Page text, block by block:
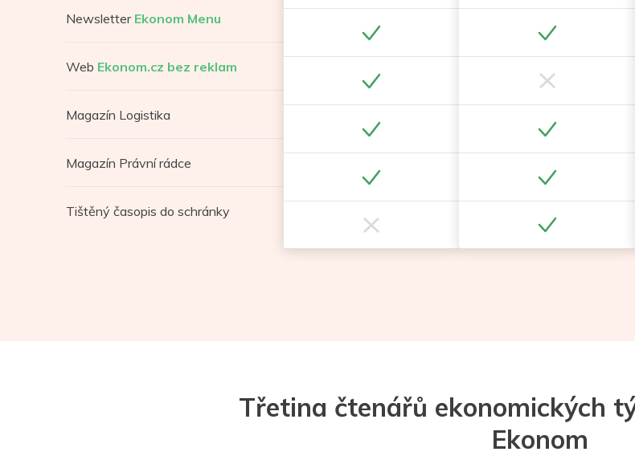
Newsletter Ekonom Menu
Web Ekonom.cz bez reklam
Magazín Logistika
Magazín Právní rádce
Tištěný časopis do schránky
Třetina čtenářů ekonomických
Ekonom